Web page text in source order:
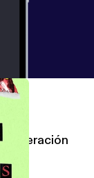
generación